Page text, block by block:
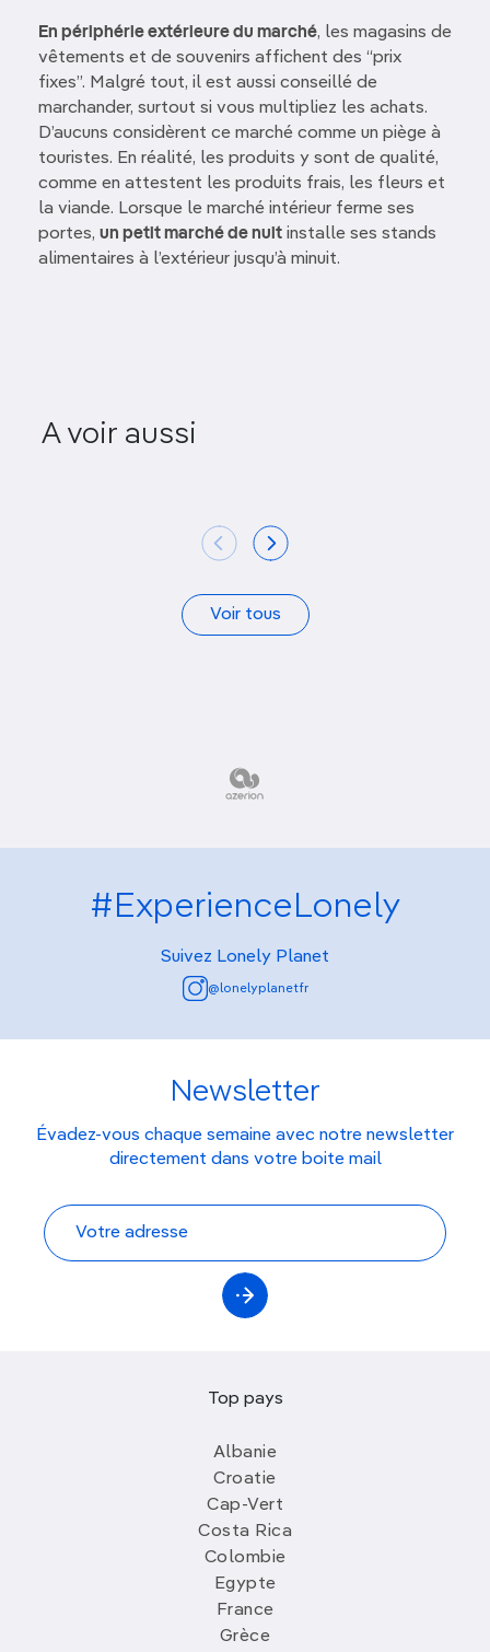
En périphérie extérieure du marché, les magasins de
vêtements et de souvenirs affichent des “prix
fixes”. Malgré tout, il est aussi conseillé de
marchander, surtout si vous multipliez les achats.
D’aucuns considèrent ce marché comme un piège à
touristes. En réalité, les produits y sont de qualité,
comme en attestent les produits frais, les fleurs et
la viande. Lorsque le marché intérieur ferme ses
portes, un petit marché de nuit installe ses stands
alimentaires à l’extérieur jusqu’à minuit.
A voir aussi
Jade
Voir tous
#ExperienceLonely
Suivez Lonely Planet
@lonelyplanetfr
Newsletter
Évadez-vous chaque semaine avec notre newsletter
directement dans votre boite mail
Top pays
Albanie
Croatie
Cap-Vert
Costa Rica
Colombie
Egypte
France
Grèce